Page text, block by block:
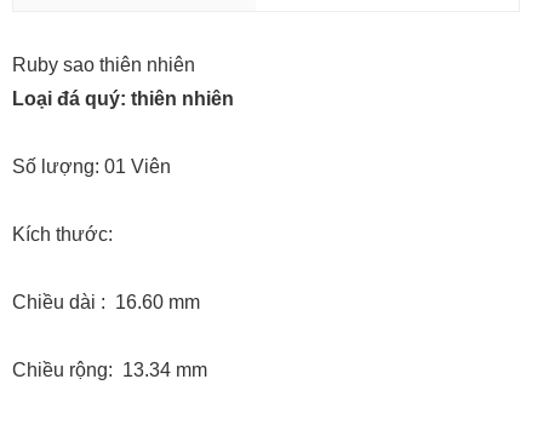
Ruby sao thiên nhiên
Loại đá quý: thiên nhiên
Số lượng: 01 Viên
Kích thước:
Chiều dài : 16.60 mm
Chiều rộng: 13.34 mm